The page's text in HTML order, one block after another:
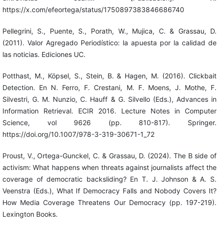
https://x.com/efeortega/status/1750897383846686740
Pellegrini, S., Puente, S., Porath, W., Mujica, C. & Grassau, D.
(2011). Valor Agregado Periodístico: la apuesta por la calidad de
las noticias. Ediciones UC.
Potthast, M., Köpsel, S., Stein, B. & Hagen, M. (2016). Clickbait
Detection. En N. Ferro, F. Crestani, M. F. Moens, J. Mothe, F.
Silvestri, G. M. Nunzio, C. Hauff & G. Silvello (Eds.), Advances in
Information Retrieval. ECIR 2016. Lecture Notes in Computer
Science, vol 9626 (pp. 810-817). Springer.
https://doi.org/10.1007/978-3-319-30671-1_72
Proust, V., Ortega-Gunckel, C. & Grassau, D. (2024). The B side of
activism: What happens when threats against journalists affect the
coverage of democratic backsliding? En T. J. Johnson & A. S.
Veenstra (Eds.), What If Democracy Falls and Nobody Covers It?
How Media Coverage Threatens Our Democracy (pp. 197-219).
Lexington Books.